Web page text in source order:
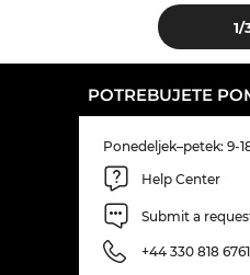
1/
POTREBUJETE
Ponedeljek–petek: 9-
Help Center
Submit a
+44 330 818 6761